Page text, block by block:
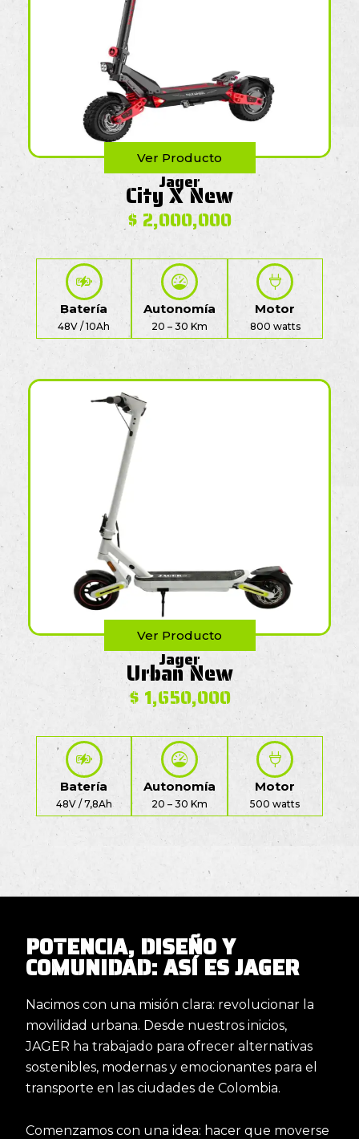
Ver Producto
Jager
City X New
$ 2,000,000
Batería
48V / 10Ah
Autonomía
20 – 30 Km
Motor
800 watts
Ver Producto
Jager
Urban New
$ 1,650,000
Batería
48V / 7,8Ah
Autonomía
20 – 30 Km
Motor
500 watts
POTENCIA, DISEÑO Y
COMUNIDAD: ASÍ ES JAGER
Nacimos con una misión clara: revolucionar la
movilidad urbana. Desde nuestros inicios,
JAGER ha trabajado para ofrecer alternativas
sostenibles, modernas y emocionantes para el
transporte en las ciudades de Colombia.
Comenzamos con una idea: hacer que moverse